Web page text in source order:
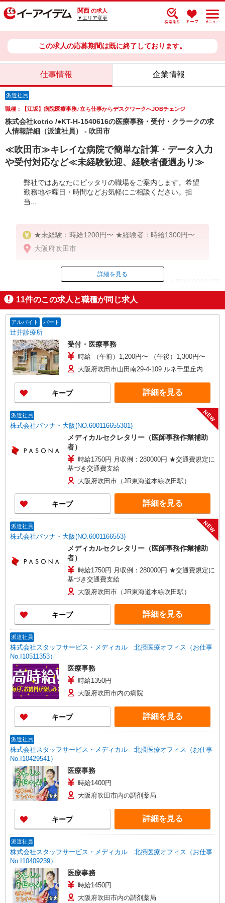
関西 の求人
▼エリア変更
この求人の応募期間は既に終了しております。
仕事情報 企業情報
派遣社員
職種：【江坂】病院医療事務♪立ち仕事からデスクワークへJOBチェンジ
株式会社kotrio /●KT-H-1540616の医療事務・受付・クラークの求
人情報詳細（派遣社員） - 吹田市
≪吹田市≫キレイな病院で簡単な計算・データ入力
や受付対応など≪未経験歓迎、経験者優遇あり≫
弊社ではあなたにピッタリの職場をご案内します。希望
勤務地や曜日・時間などお気軽にご相談ください。担
当...
★未経験：時給1200円〜 ★経験者：時給1300円〜
★日払い・週払い有
大阪府吹田市
ID：AE0610043155
掲載期間終了
詳細を見る
11件のこの求人と職種が同じ求人
アルバイト パート
辻井診療所
受付・医療事務
時給 （午前）1,200円〜 （午後）1,300円〜
大阪府吹田市山田南29-4-109 ルネ千里丘内
キープ 詳細を見る
派遣社員
株式会社パソナ・大阪(NO.600116655301)
NEW
メディカルセクレタリー（医師事務作業補助
者）
時給1750円 月収例：280000円 ★交通費規定に
基づき交通費支給
大阪府吹田市（JR東海道本線吹田駅）
キープ 詳細を見る
派遣社員
株式会社パソナ・大阪(NO.6001166553)
NEW
メディカルセクレタリー（医師事務作業補助
者）
時給1750円 月収例：280000円 ★交通費規定に
基づき交通費支給
大阪府吹田市（JR東海道本線吹田駅）
キープ 詳細を見る
派遣社員
株式会社スタッフサービス・メディカル 北摂医療オフィス（お仕事
No.I10511353）
医療事務
時給1350円
大阪府吹田市内の病院
キープ 詳細を見る
派遣社員
株式会社スタッフサービス・メディカル 北摂医療オフィス（お仕事
No.I10429541）
医療事務
時給1400円
大阪府吹田市内の調剤薬局
キープ 詳細を見る
派遣社員
株式会社スタッフサービス・メディカル 北摂医療オフィス（お仕事
No.I10409239）
医療事務
時給1450円
大阪府吹田市内の調剤薬局